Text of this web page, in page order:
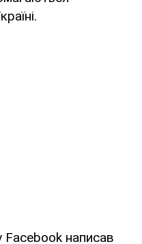
Facebook написав